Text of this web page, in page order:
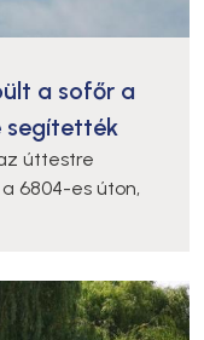
a sofőr a
segítették
úttestre
6804-es úton,